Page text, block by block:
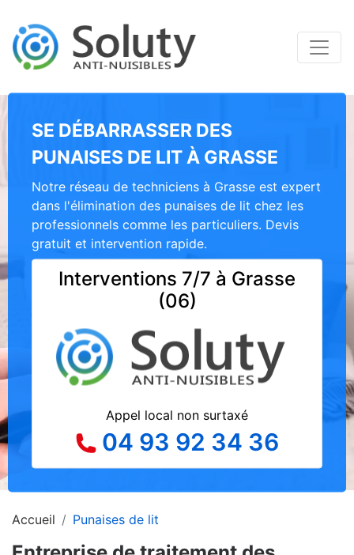
SE DÉBARRASSER DES
PUNAISES DE LIT À GRASSE
Notre réseau de techniciens à Grasse est expert
dans l'élimination des punaises de lit chez les
professionnels comme les particuliers. Devis
gratuit et intervention rapide.
Interventions 7/7 à Grasse
(06)
Appel local non surtaxé
04 93 92 34 36
Accueil Punaises de lit